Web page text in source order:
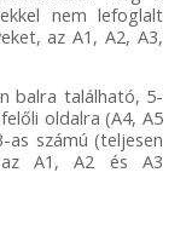
nem lefoglalt
az A1, A2, A3,
balra található, 5-
oldalra (A4, A5
számú (teljesen
A1, A2 és A3